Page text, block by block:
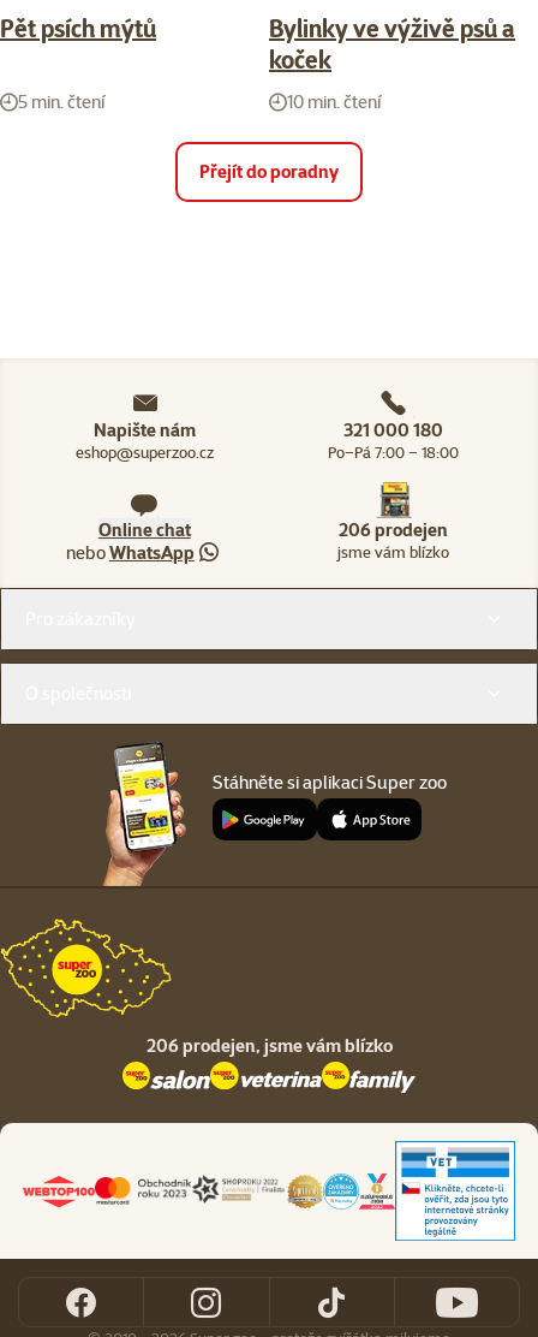
Pět psích mýtů
5 min. čtení
Bylinky ve výživě psů a
koček
10 min. čtení
Přejít do poradny
Napište nám
eshop@superzoo.cz
321 000 180
Po–Pá 7:00 – 18:00
Online chat
neboWhatsApp
206 prodejen
jsme vám blízko
Stáhněte si aplikaci Super zoo
206 prodejen, jsme vám blízko